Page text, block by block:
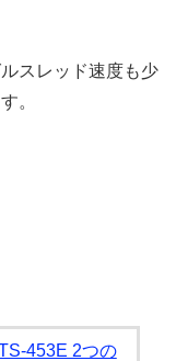
スレッド速度も少
。
453E 2つの